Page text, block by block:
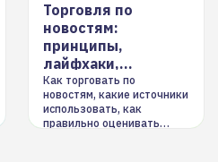
Торговля по
новостям:
принципы,
лайфхаки,
инструменты
Как торговать по
новостям, какие источники
использовать, как
правильно оценивать